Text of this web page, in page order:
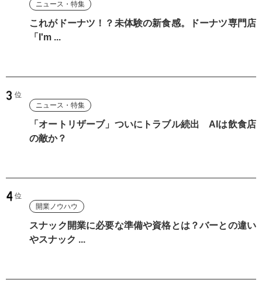
ニュース・特集
これがドーナツ！？未体験の新食感。ドーナツ専門店
「I'm ...
ニュース・特集
「オートリザーブ」ついにトラブル続出 AIは飲食店
の敵か？
開業ノウハウ
スナック開業に必要な準備や資格とは？バーとの違い
やスナック ...